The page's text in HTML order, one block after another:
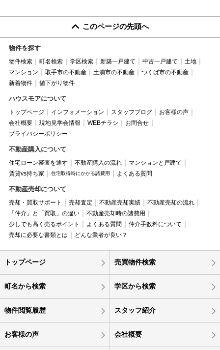
このページの先頭へ
物件を探す
物件検索 町名検索 学区検索 新築一戸建て 中古一戸建て
土地
マンション
取手市の不動産 土浦市の不動産
つくば市の不動産
新着物件
値下がり物件
ハウスモアについて
トップページ インフォメーション スタッフブログ
お客様の声
会社概要
現地見学会情報 WEBチラシ
お問合せ
プライバシーポリシー
不動産購入について
住宅ローン審査を通す 不動産購入の流れ
マンションと戸建て
賃貸vs持ち家
住宅取得時にかかる諸費用 よくある質問
不動産売却について
売却・買取サポート 売却査定 不動産売却実績
不動産売却の流れ
「仲介」と「買取」の違い
不動産売却時の諸費用
少しでも高く売るポイント
よくある質問
仲介手数料について
売却に必要な書類とは
どんな業者が良い？
トップページ 売買物件検索
町名から検索 学区から検索
物件閲覧履歴 スタッフ紹介
お客様の声 会社概要